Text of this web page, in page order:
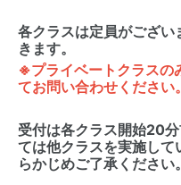
各クラスは定員がござ
きます。
※プライベートクラス
てお問い合わせください。
受付は各クラス開始20
ては他クラスを実施し
らかじめご了承ください。